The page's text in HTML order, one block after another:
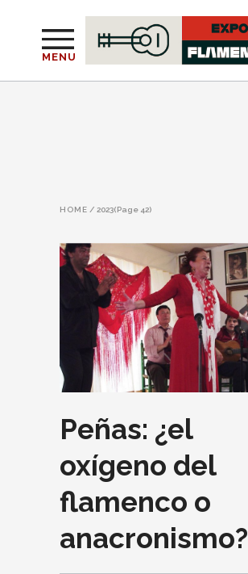
MENU
HOME / 2023(Page 42)
Peñas: ¿el
oxígeno del
flamenco o
anacronismo?